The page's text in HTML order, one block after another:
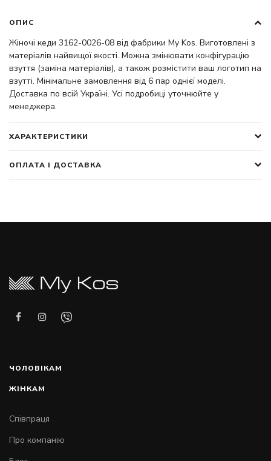
ОПИС
Жіночі кеди 3162-0026-08 від фабрики My Kos. Виготовлені з
матеріалів найвищої якості. Можна змінювати конфігурацію
взуття (заміна матеріалів), а також розмістити ваш логотип на
взутті. Мінімальне замовлення від 6 пар однієї моделі.
Доставка по всій Україні. Усі подробиці уточнюйте у
менеджера.
ХАРАКТЕРИСТИКИ
ОПЛАТА І ДОСТАВКА
ЧОЛОВІКАМ
ЖІНКАМ
Співпраця
Про компанію